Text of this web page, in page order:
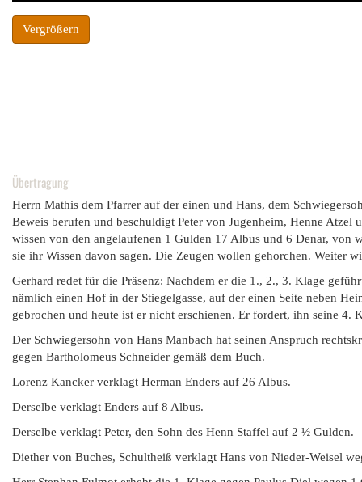
Vergrößern
Übertragung
Herrn Mathis dem Pfarrer auf der einen und Hans, dem
Beweis berufen und beschuldigt Peter von Jugenheim, Henne Atzel
wissen von den angelaufenen 1 Gulden 17 Albus und 6 Denar, von
sie ihr Wissen davon sagen. Die Zeugen wollen gehorchen. Weiter
Gerhard redet für die Präsenz: Nachdem er die 1., 2., 3. Klage
nämlich einen Hof in der Stiegelgasse, auf der einen Seite neben
gebrochen und heute ist er nicht erschienen. Er fordert, ihn seine 4.
Der Schwiegersohn von Hans Manbach hat seinen Anspruch
gegen Bartholomeus Schneider gemäß dem Buch.
Lorenz Kancker verklagt Herman Enders auf 26 Albus.
Derselbe verklagt Enders auf 8 Albus.
Derselbe verklagt Peter, den Sohn des Henn Staffel auf 2 ½ Gulden.
Diether von Buches, Schultheiß verklagt Hans von Nieder-Weisel